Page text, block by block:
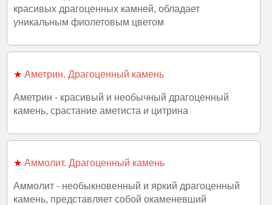
красивых драгоценных камней, обладает
уникальным фиолетовым цветом
★ Аметрин. Драгоценный камень
Аметрин - красивый и необычный драгоценный
камень, срастание аметиста и цитрина
★ Аммолит. Драгоценный камень
Аммолит - необыкновенный и яркий драгоценный
камень, представляет собой окаменевший